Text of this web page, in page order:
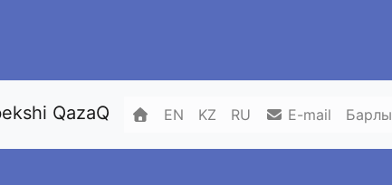
QazaQ EN KZ RU E-mail